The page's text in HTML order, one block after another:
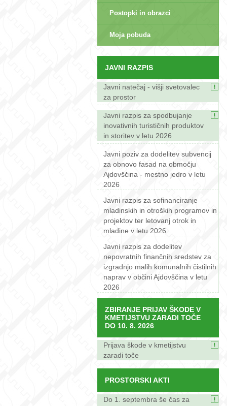
Postopki in obrazci
Moja pobuda
JAVNI RAZPIS
Javni natečaj - višji svetovalec
za prostor
Javni razpis za spodbujanje
inovativnih turističnih produktov
in storitev v letu 2026
Javni poziv za dodelitev subvencij
za obnovo fasad na območju
Ajdovščina - mestno jedro v letu
2026
Javni razpis za sofinanciranje
mladinskih in otroških programov in
projektov ter letovanj otrok in
mladine v letu 2026
Javni razpis za dodelitev
nepovratnih finančnih sredstev za
izgradnjo malih komunalnih čistilnih
naprav v občini Ajdovščina v letu
2026
ZBIRANJE PRIJAV ŠKODE V
KMETIJSTVU ZARADI TOČE
DO 10. 8. 2026
Prijava škode v kmetijstvu
zaradi toče
PROSTORSKI AKTI
Do 1. septembra še čas za